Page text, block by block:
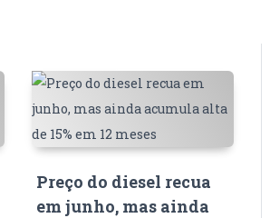
Preço do diesel recua
em junho, mas ainda